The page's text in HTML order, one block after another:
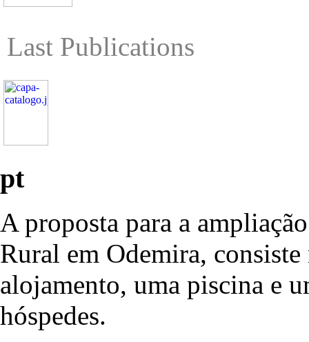
Last Publications
pt
A proposta para a
Rural em Odemira,
alojamento, uma piscina e
hóspedes.